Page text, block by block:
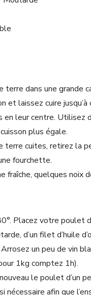
dans une grande
et laissez cuire jusqu’à
leur centre. Utilisez
plus égale.
terre cuites, retirez la
fourchette.
fraîche, quelques noix
Placez votre poulet
d’un filet d’huile
un peu de vin
1kg comptez 1h).
le poulet d’un
nécessaire afin que